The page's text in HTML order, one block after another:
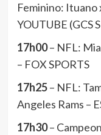
Feminino: Ituano
YOUTUBE (GCS
17h00– NFL:
– FOX SPORTS
17h25– NFL:
Angeles Rams –
17h30–